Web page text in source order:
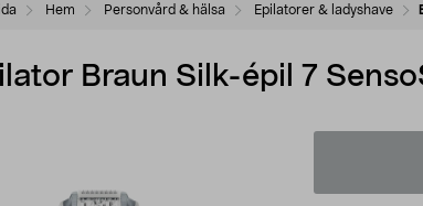
Hem Personvård & hälsa Epilatorer & ladyshave
Braun Silk-épil 7